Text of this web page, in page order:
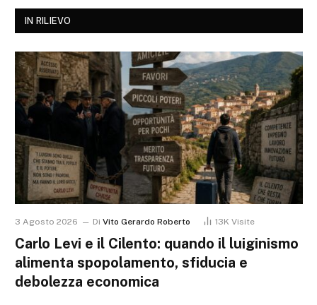
IN RILIEVO
3 Agosto 2026 Di Vito Gerardo Roberto 13K Visite
Carlo Levi e il Cilento: quando il luiginismo
alimenta spopolamento, sfiducia e
debolezza economica